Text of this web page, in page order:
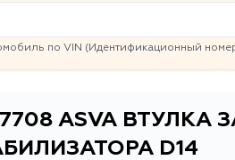
по VIN (Идентификационный
ASVA ВТУЛКА
D14